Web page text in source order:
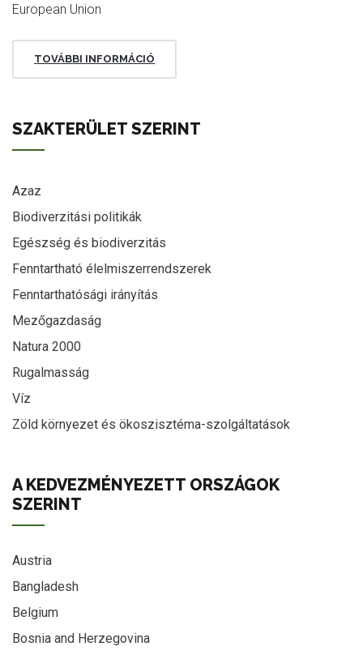
European Union
TOVÁBBI INFORMÁCIÓ
SZAKTERÜLET SZERINT
Azaz
Biodiverzitási politikák
Egészség és biodiverzitás
Fenntartható élelmiszerrendszerek
Fenntarthatósági irányítás
Mezőgazdaság
Natura 2000
Rugalmasság
Víz
Zöld környezet és ökoszisztéma-szolgáltatások
A KEDVEZMÉNYEZETT ORSZÁGOK
SZERINT
Austria
Bangladesh
Belgium
Bosnia and Herzegovina